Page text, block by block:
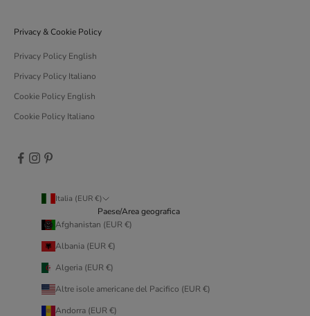
Privacy & Cookie Policy
Privacy Policy English
Privacy Policy Italiano
Cookie Policy English
Cookie Policy Italiano
Italia (EUR €)
Paese/Area geografica
Afghanistan (EUR €)
Albania (EUR €)
Algeria (EUR €)
Altre isole americane del Pacifico (EUR €)
Andorra (EUR €)